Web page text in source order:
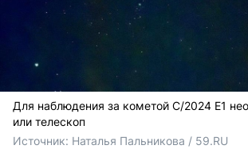
Для наблюдения за кометой C/2024 E1
или телескоп
Источник: Наталья Пальникова / 59.RU